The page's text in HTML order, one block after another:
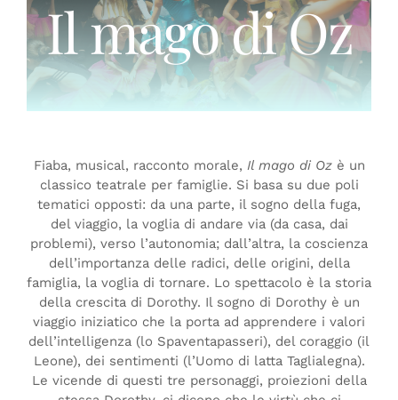
Il mago di Oz
Fiaba, musical, racconto morale, Il mago di Ozè un
classico teatrale per famiglie. Si basa su due poli
tematici opposti: da una parte, il sogno della fuga,
del viaggio, la voglia di andare via (da casa, dai
problemi), verso l’autonomia; dall’altra, la coscienza
dell’importanza delle radici, delle origini, della
famiglia, la voglia di tornare. Lo spettacolo è la storia
della crescita di Dorothy. Il sogno di Dorothy è un
viaggio iniziatico che la porta ad apprendere i valori
dell’intelligenza (lo Spaventapasseri), del coraggio (il
Leone), dei sentimenti (l’Uomo di latta Taglialegna).
Le vicende di questi tre personaggi, proiezioni della